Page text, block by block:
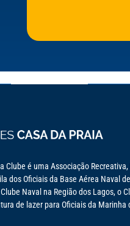
Clube é uma Associação
dos Oficiais da Base Aérea Naval
Naval na Região dos Lagos, o
de lazer para Oficiais da Marinha